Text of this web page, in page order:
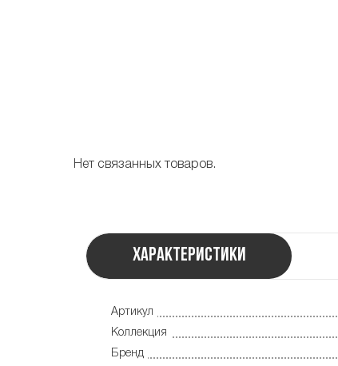
Нет связанных товаров.
Характеристики
Артикул
Коллекция
Бренд